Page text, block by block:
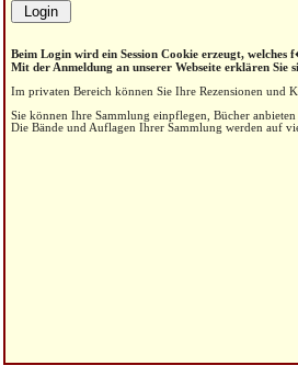
Beim Login wird ein Session Cookie erzeugt,
Mit der Anmeldung an unserer Webseite erklären Sie
Im privaten Bereich können Sie Ihre Rezensionen und
Sie können Ihre Sammlung einpflegen, Bücher anbieten
Die Bände und Auflagen Ihrer Sammlung werden auf